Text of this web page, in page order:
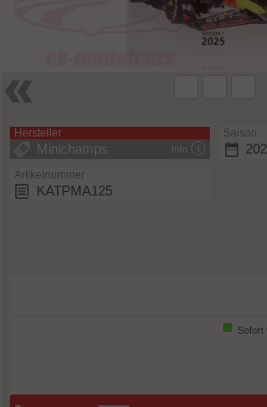
Hersteller
Info
Minichamps
Saison
Artikelnummer
KATPMA125
Sofort